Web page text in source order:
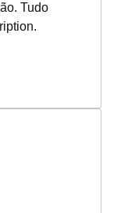
Tudo